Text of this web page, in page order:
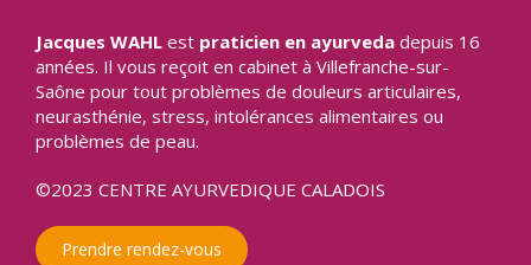
Jacques WAHL est praticien en ayurveda depuis 16
années. Il vous reçoit en cabinet à Villefranche-sur-
Saône pour tout problèmes de douleurs articulaires,
neurasthénie, stress, intolérances alimentaires ou
problèmes de peau.
©2023 CENTRE AYURVEDIQUE CALADOIS
Prendre rendez-vous